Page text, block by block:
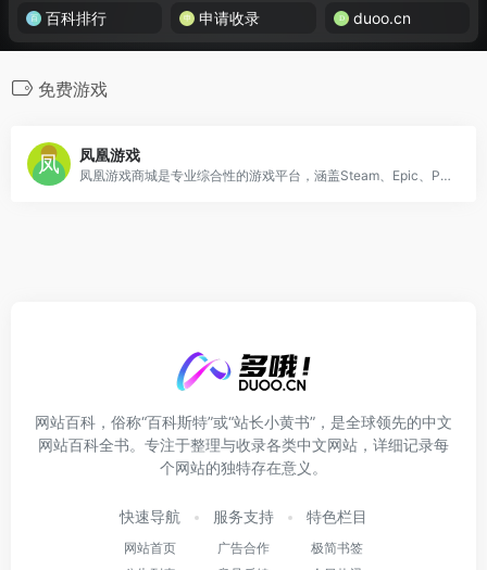
百科排行 申请收录 duoo.cn
免费游戏
凤凰游戏
凤凰游戏商城是专业综合性的游戏平台，涵盖Steam、Epic、PS5、Switch、Xbox等多平台，提供正版低价折扣游戏激活码、单机游戏新品、促销打折、游戏史低、免费游戏、游戏周边、游戏点卡等购买服务。
网站百科，俗称“百科斯特”或“站长小黄书”，是全球领先的中文
网站百科全书。专注于整理与收录各类中文网站，详细记录每
个网站的独特存在意义。
快速导航
网站首页
服务支持
广告合作
特色栏目
极简书签